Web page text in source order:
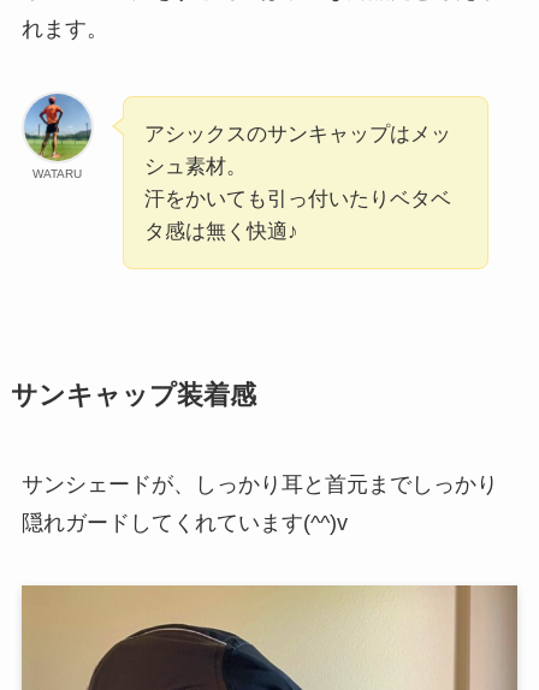
れます。
WATARU
アシックスのサンキャップはメッ
シュ素材。
汗をかいても引っ付いたりベタベ
タ感は無く快適♪
サンキャップ装着感
サンシェードが、しっかり耳と首元までしっかり
隠れガードしてくれています(^^)v